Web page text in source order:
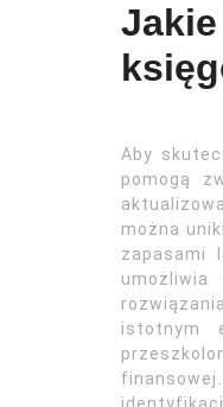
Aby
pomogą
można
zapasami
istotnym